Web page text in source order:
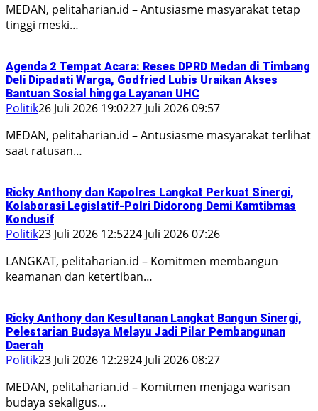
MEDAN, pelitaharian.id – Antusiasme masyarakat tetap
tinggi meski…
Agenda 2 Tempat Acara: Reses DPRD Medan di Timbang
Deli Dipadati Warga, Godfried Lubis Uraikan Akses
Bantuan Sosial hingga Layanan UHC
Politik26 Juli 2026 19:0227 Juli 2026 09:57
MEDAN, pelitaharian.id – Antusiasme masyarakat terlihat
saat ratusan…
Ricky Anthony dan Kapolres Langkat Perkuat Sinergi,
Kolaborasi Legislatif-Polri Didorong Demi Kamtibmas
Kondusif
Politik23 Juli 2026 12:5224 Juli 2026 07:26
LANGKAT, pelitaharian.id – Komitmen membangun
keamanan dan ketertiban…
Ricky Anthony dan Kesultanan Langkat Bangun Sinergi,
Pelestarian Budaya Melayu Jadi Pilar Pembangunan
Daerah
Politik23 Juli 2026 12:2924 Juli 2026 08:27
MEDAN, pelitaharian.id – Komitmen menjaga warisan
budaya sekaligus…